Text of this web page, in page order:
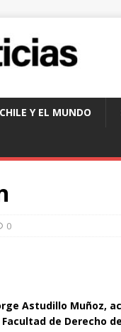
CHILE Y EL MUNDO
0
Astudillo Muñoz,
de Derecho